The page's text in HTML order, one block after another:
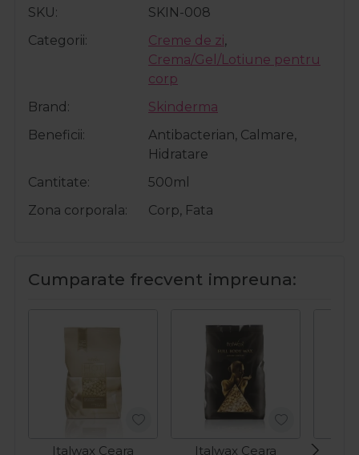
SKU
SKIN-008
Categorii
Creme de zi,
Crema/Gel/Lotiune pentru
corp
Brand
Skinderma
Beneficii
Antibacterian, Calmare,
Hidratare
Cantitate
500ml
Zona corporala
Corp, Fata
Cumparate frecvent impreuna:
Italwax Ceara Italwax Ceara